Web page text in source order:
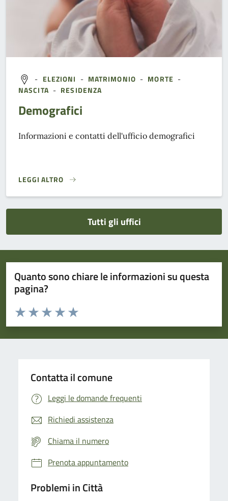
- ELEZIONI - MATRIMONIO - MORTE -
NASCITA - RESIDENZA
Demografici
Informazioni e contatti dell'ufficio demografici
LEGGI ALTRO
}
Tutti gli uffici
Quanto sono chiare le informazioni su questa
pagina?
Domanda
Valuta da 1 a 5 stelle la pagina
Valuta 5 stelle su 5
Valuta 4 stelle su 5
Valuta 3 stelle su 5
Valuta 2 stelle su 5
Valuta 1 stelle su 5
Contatta il comune
Leggi le domande frequenti
Richiedi assistenza
Chiama il numero
Prenota appuntamento
Problemi in Città